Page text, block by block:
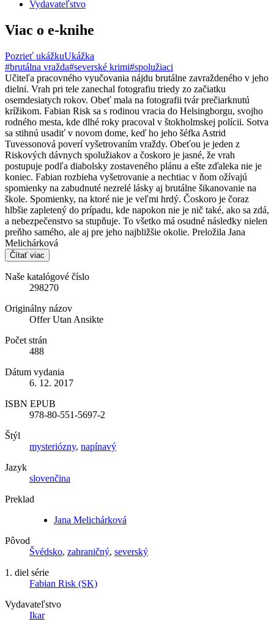
Vydavateľstvo
Viac o e-knihe
Pozrieť ukážkuUkážka
#brutálna vražda#severské krimi#spolužiaci
Učiteľa pracovného vyučovania nájdu brutálne zavraždeného v jeho
dielni. Vrah pri tele zanechal fotografiu triedy zo začiatku
osemdesiatych rokov. Obeť mala na fotografii tvár prečiarknutú
krížikom. Fabian Risk sa s rodinou vracia do Helsingborgu, svojho
rodného mesta, kde dlhé roky pracoval v štokholmskej polícii. Sotva
sa stihnú usadiť v novom dome, keď ho jeho šéfka Astrid
Tuvessonová poverí vyšetrovaním vraždy. Obeťou je jeden z
Riskových dávnych spolužiakov a čoskoro je jasné, že vrah
postupuje podľa diabolsky zostaveného plánu a ešte zďaleka nie je
koniec. Fabian rozbieha vyšetrovanie a nechtiac v ňom ožívajú
spomienky na zabudnuté nezrelé lásky aj brutálne šikanovanie na
škole. Spomienky, na ktoré nie je veľmi hrdý. Čoskoro je čoraz
hlbšie zapletený do prípadu, kde napokon nie je nič také, ako sa zdá,
a nebezpečenstvo sa stupňuje. To všetko má osudné následky nielen
preňho samého, ale aj pre jeho najbližšie okolie. Preložila Jana
Melichárková
Čítať viac
Naše katalógové číslo
298270
Originálny názov
Offer Utan Ansikte
Počet strán
488
Dátum vydania
6. 12. 2017
ISBN EPUB
978-80-551-5697-2
Štýl
mysteriózny, napínavý
Jazyk
slovenčina
Preklad
Jana Melichárková
Pôvod
Švédsko, zahraničný, severský
1. diel série
Fabian Risk (SK)
Vydavateľstvo
Ikar